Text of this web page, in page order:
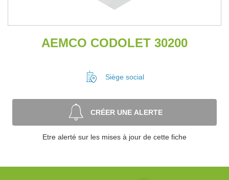
AEMCO CODOLET 30200
Siège social
CRÉER UNE ALERTE
Etre alerté sur les mises à jour de cette fiche